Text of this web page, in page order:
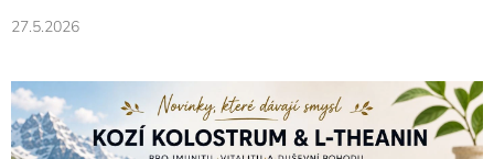
27.5.2026